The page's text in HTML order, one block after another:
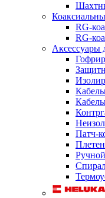
RG-
RG-
Аксессуары
Патч-